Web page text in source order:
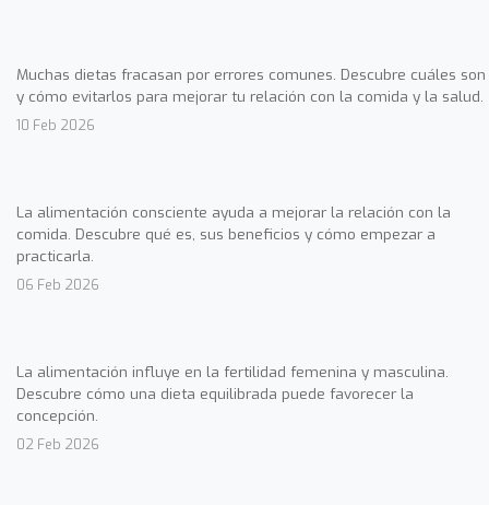
Muchas dietas fracasan por errores comunes. Descubre cuáles son
y cómo evitarlos para mejorar tu relación con la comida y la salud.
10 Feb 2026
La alimentación consciente ayuda a mejorar la relación con la
comida. Descubre qué es, sus beneficios y cómo empezar a
practicarla.
06 Feb 2026
La alimentación influye en la fertilidad femenina y masculina.
Descubre cómo una dieta equilibrada puede favorecer la
concepción.
02 Feb 2026